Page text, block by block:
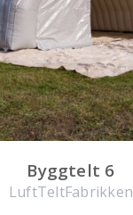
Byggtelt 6
LuftTeltFabrikken